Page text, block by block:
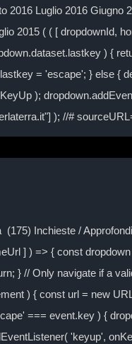
Luglio 2016
2015 ( ( [ dropdownId,
) {
= 'escape'; } else {
);
); //#
Inchieste /
] ) => { const
} // Only navigate if a
) { const url = new
=== event.key ) {
'keyup',